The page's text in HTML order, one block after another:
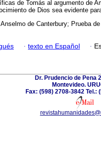
de Tomás al argumento de
de Dios sea evidente
de Canterbury; Prueba
· texto en Español ·
Dr. Prudencio de Pena
Montevideo.
Fax: (598) 2708-3842 Tel.: